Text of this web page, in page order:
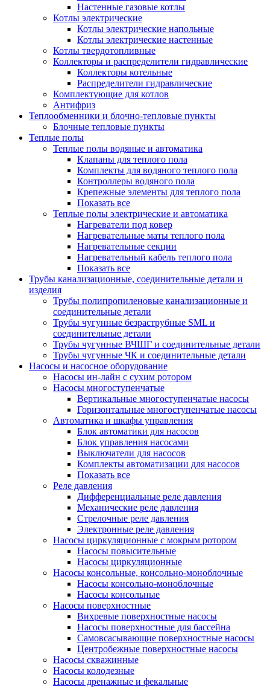
Настенные газовые котлы
Котлы электрические
Котлы электрические напольные
Котлы электрические настенные
Котлы твердотопливные
Коллекторы и распределители гидравлические
Коллекторы котельные
Распределители гидравлические
Комплектующие для котлов
Антифриз
Теплообменники и блочно-тепловые пункты
Блочные тепловые пункты
Теплые полы
Теплые полы водяные и автоматика
Клапаны для теплого пола
Комплекты для водяного теплого пола
Контроллеры водяного пола
Крепежные элементы для теплого пола
Показать все
Теплые полы электрические и автоматика
Нагреватели под ковер
Нагревательные маты теплого пола
Нагревательные секции
Нагревательный кабель теплого пола
Показать все
Трубы канализационные, соединительные детали и
изделия
Трубы полипропиленовые канализационные и
соединительные детали
Трубы чугунные безраструбные SML и
соединительные детали
Трубы чугунные ВЧШГ и соединительные детали
Трубы чугунные ЧК и соединительные детали
Насосы и насосное оборудование
Насосы ин-лайн с сухим ротором
Насосы многоступенчатые
Вертикальные многоступенчатые насосы
Горизонтальные многоступенчатые насосы
Автоматика и шкафы управления
Блок автоматики для насосов
Блок управления насосами
Выключатели для насосов
Комплекты автоматизации для насосов
Показать все
Реле давления
Дифференциальные реле давления
Механические реле давления
Стрелочные реле давления
Электронные реле давления
Насосы циркуляционные с мокрым ротором
Насосы повысительные
Насосы циркуляционные
Насосы консольные, консольно-моноблочные
Насосы консольно-моноблочные
Насосы консольные
Насосы поверхностные
Вихревые поверхностные насосы
Насосы поверхностные для бассейна
Самовсасывающие поверхностные насосы
Центробежные поверхностные насосы
Насосы скважинные
Насосы колодезные
Насосы дренажные и фекальные